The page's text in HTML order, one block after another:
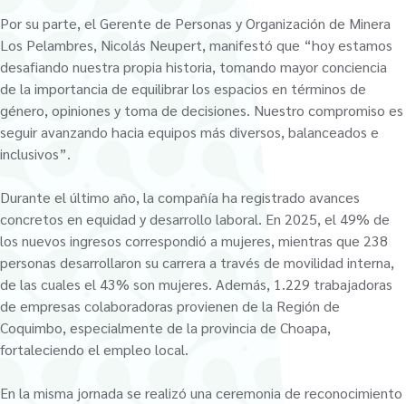
Por su parte, el Gerente de Personas y Organización de Minera
Los Pelambres, Nicolás Neupert, manifestó que “hoy estamos
desafiando nuestra propia historia, tomando mayor conciencia
de la importancia de equilibrar los espacios en términos de
género, opiniones y toma de decisiones. Nuestro compromiso es
seguir avanzando hacia equipos más diversos, balanceados e
inclusivos”.
Durante el último año, la compañía ha registrado avances
concretos en equidad y desarrollo laboral. En 2025, el 49% de
los nuevos ingresos correspondió a mujeres, mientras que 238
personas desarrollaron su carrera a través de movilidad interna,
de las cuales el 43% son mujeres. Además, 1.229 trabajadoras
de empresas colaboradoras provienen de la Región de
Coquimbo, especialmente de la provincia de Choapa,
fortaleciendo el empleo local.
En la misma jornada se realizó una ceremonia de reconocimiento